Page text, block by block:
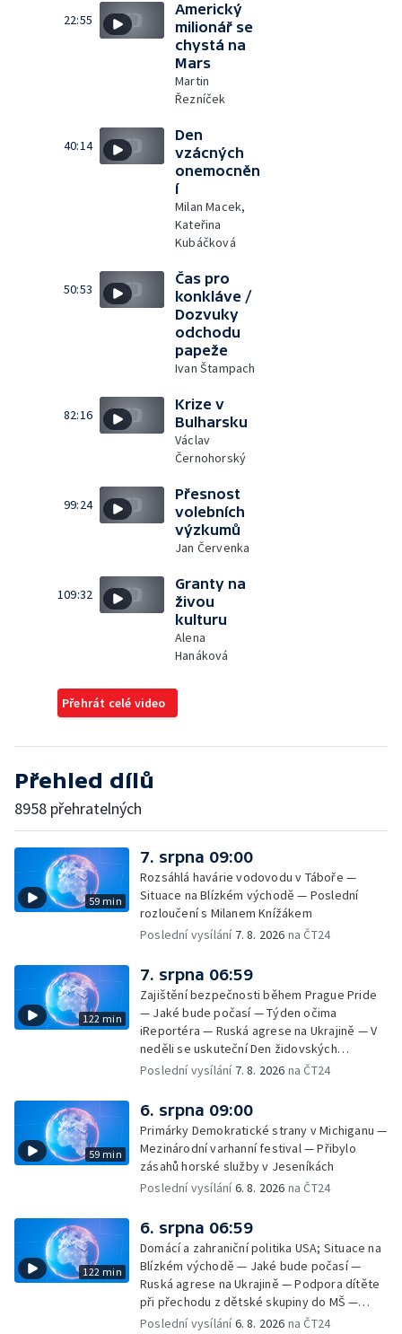
22:55
Americký
milionář se
chystá na
Mars
Martin
Řezníček
40:14
Den
vzácných
onemocněn
í
Milan Macek,
Kateřina
Kubáčková
50:53
Čas pro
konkláve /
Dozvuky
odchodu
papeže
Ivan Štampach
82:16
Krize v
Bulharsku
Václav
Černohorský
99:24
Přesnost
volebních
výzkumů
Jan Červenka
109:32
Granty na
živou
kulturu
Alena
Hanáková
Přehrát celé video
Přehled dílů
8958 přehratelných
59 min
7. srpna 09:00
Rozsáhlá havárie vodovodu v Táboře —
Situace na Blízkém východě — Poslední
rozloučení s Milanem Knížákem
Poslední vysílání 7. 8. 2026 na ČT24
122 min
7. srpna 06:59
Zajištění bezpečnosti během Prague Pride
— Jaké bude počasí — Týden očima
iReportéra — Ruská agrese na Ukrajině — V
neděli se uskuteční Den židovských
památek — Vila Tugendhat slaví 25 let na
atletice 2026 — Výzkum: epidemie digitálních
závislostí je mýtus — Demolice vyhořelé
výškové budovy ve Zlíně
Poslední vysílání 7. 8. 2026 na ČT24
59 min
6. srpna 09:00
Primárky Demokratické strany v Michiganu —
Mezinárodní varhanní festival — Přibylo
zásahů horské služby v Jeseníkách
Poslední vysílání6. 8. 2026 na ČT24
122 min
6. srpna 06:59
Domácí a zahraniční politika USA; Situace na
Blízkém východě — Jaké bude počasí —
Ruská agrese na Ukrajině — Podpora dítěte
při přechodu z dětské skupiny do MŠ —
Filmové premiéry týdne — Dvě deci tuše v
Poslední vysílání6. 8. 2026 na ČT24